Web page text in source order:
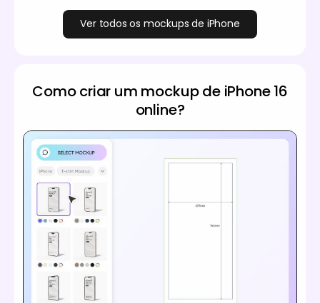
Ver todos os mockups de iPhone
Como criar um mockup de iPhone 16
online?